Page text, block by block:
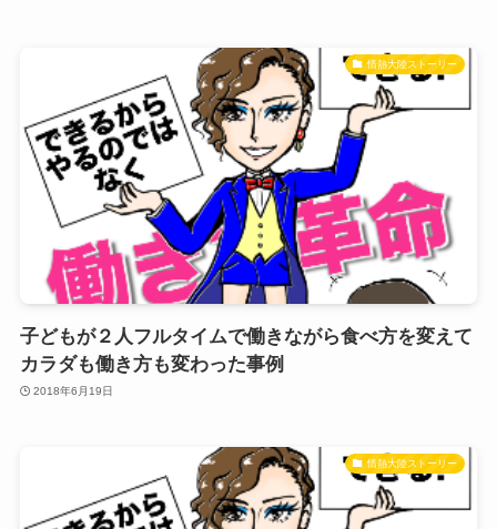
情熱大陸ストーリー
子どもが２人フルタイムで働きながら食べ方を変えて
カラダも働き方も変わった事例
2018年6月19日
情熱大陸ストーリー